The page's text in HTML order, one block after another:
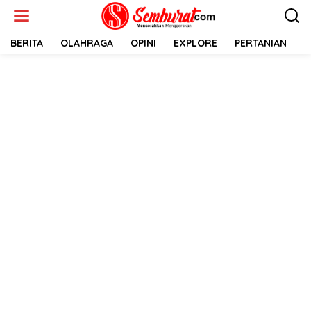
BERITA OLAHRAGA OPINI EXPLORE PERTANIAN